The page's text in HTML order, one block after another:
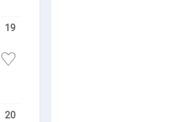
19
20